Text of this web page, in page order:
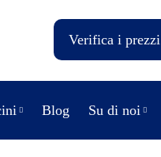
Verifica i prezzi
Blog Su di noi